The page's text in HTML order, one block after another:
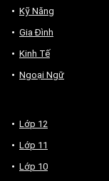
Kỹ Năng
Gia Đình
Kinh Tế
Ngoại Ngữ
Lớp 12
Lớp 11
Lớp 10